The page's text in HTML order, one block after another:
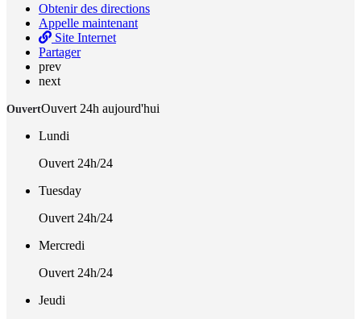
Obtenir des directions
Appelle maintenant
Site Internet
Partager
prev
next
OuvertOuvert 24h aujourd'hui
Lundi
Ouvert 24h/24
Tuesday
Ouvert 24h/24
Mercredi
Ouvert 24h/24
Jeudi